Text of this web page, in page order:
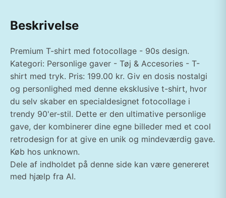
Beskrivelse
Premium T-shirt med fotocollage - 90s design.
Kategori: Personlige gaver - Tøj & Accesories - T-
shirt med tryk. Pris: 199.00 kr. Giv en dosis nostalgi
og personlighed med denne eksklusive t-shirt, hvor
du selv skaber en specialdesignet fotocollage i
trendy 90'er-stil. Dette er den ultimative personlige
gave, der kombinerer dine egne billeder med et cool
retrodesign for at give en unik og mindeværdig gave.
Køb hos unknown.
Dele af indholdet på denne side kan være genereret
med hjælp fra AI.